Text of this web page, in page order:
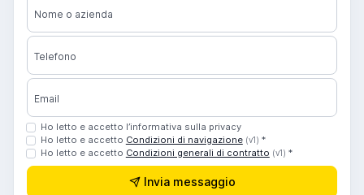
Nome o azienda
Telefono
Email
Ho letto e accetto l’informativa sulla privacy
Ho letto e accetto Condizioni di navigazione (v1) *
Ho letto e accetto Condizioni generali di contratto (v1) *
Invia messaggio